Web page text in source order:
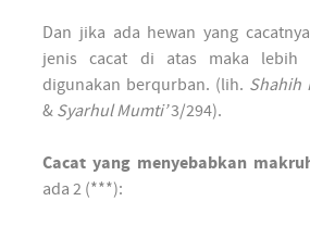
Dan jika ada hewan yang
jenis cacat di atas maka lebih
digunakan berqurban. (lih. Shahih
& Syarhul Mumti’3/294).
Cacat yang menyebabkan
ada 2 (***):